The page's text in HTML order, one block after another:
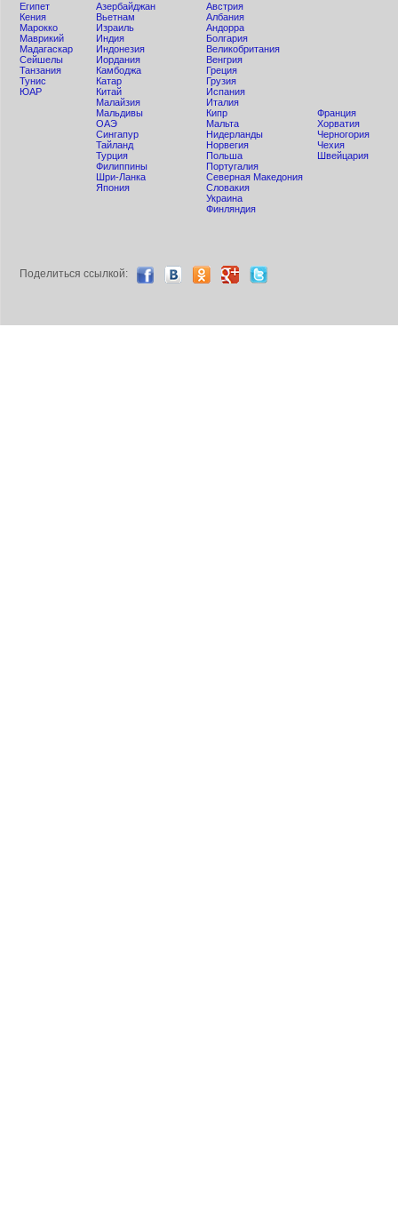
Египет
Кения
Мaрокко
Маврикий
Мадагаскар
Сейшелы
Танзания
Тунис
ЮАР
Азербайджан
Вьетнам
Израиль
Индия
Индонезия
Иордания
Камбоджа
Катар
Китай
Малайзия
Мальдивы
ОАЭ
Сингапур
Тайланд
Турция
Филиппины
Шри-Ланка
Япония
Австрия
Албания
Андорра
Болгария
Великобритания
Венгрия
Греция
Грузия
Испания
Италия
Кипр
Мальта
Нидерланды
Норвегия
Польша
Португалия
Северная Македония
Словакия
Украина
Финляндия
Франция
Хорватия
Черногория
Чехия
Швейцария
Поделиться ccылкой: